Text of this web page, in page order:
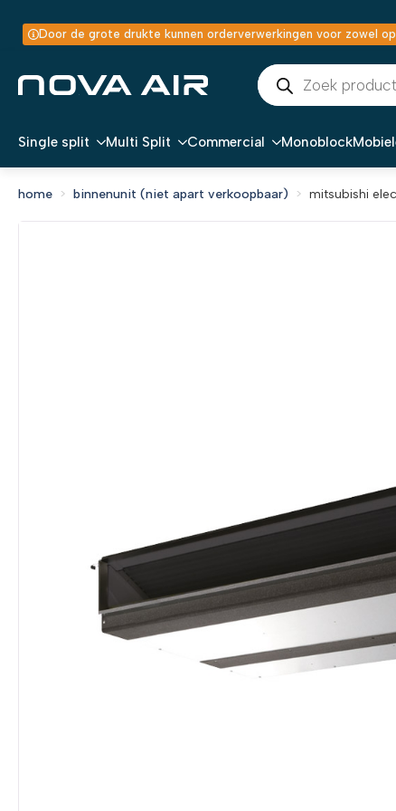
Door de grote drukte kunnen orderverwerkingen voor zowel
Producten
zoeken
Single split Multi Split Commercial Monoblock
home binnenunit (niet apart verkoopbaar) mitsubishi